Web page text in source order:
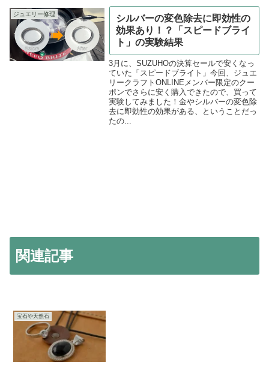
ジュエリー修理
シルバーの変色除去に即効性の
効果あり！？「スピードブライ
ト」の実験結果
3月に、SUZUHOの決算セールで安くなっ
ていた「スピードブライト」今回、ジュエ
リークラフトONLINEメンバー限定のクー
ポンでさらに安く購入できたので、買って
実験してみました！金やシルバーの変色除
去に即効性の効果がある、ということだっ
たの...
関連記事
宝石や天然石